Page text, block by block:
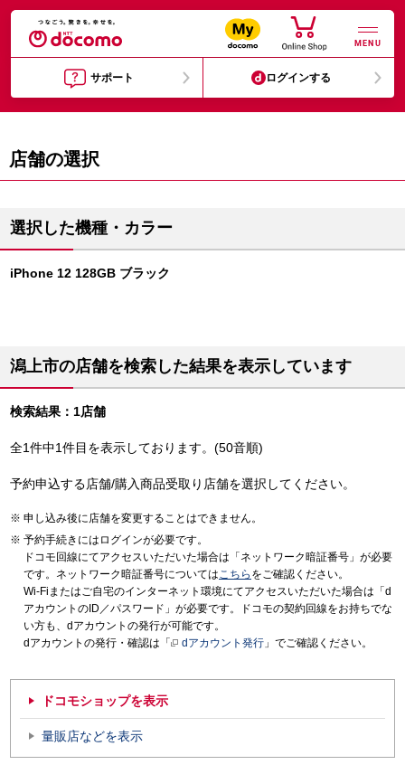
MENU
サポート ログインする
店舗の選択
選択した機種・カラー
iPhone 12 128GB ブラック
潟上市の店舗を検索した結果を表示しています
検索結果：1店舗
全1件中1件目を表示しております。(50音順)
予約申込する店舗/購入商品受取り店舗を選択してください。
申し込み後に店舗を変更することはできません。
予約手続きにはログインが必要です。
ドコモ回線にてアクセスいただいた場合は「ネットワーク暗証番号」が必要
です。ネットワーク暗証番号についてはこちら をご確認ください。
Wi-Fiまたはご自宅のインターネット環境にてアクセスいただいた場合は「d
アカウントのID／パスワード」が必要です。ドコモの契約回線をお持ちでな
い方も、dアカウントの発行が可能です。
dアカウントの発行・確認は「
dアカウント発行 」でご確認ください。
ドコモショップを表示
量販店などを表示